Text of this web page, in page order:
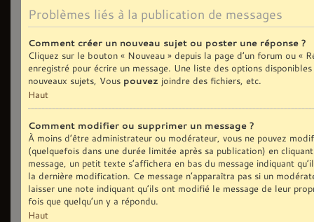
Problèmes liés à la publication de messages
Comment créer un nouveau sujet ou poster une réponse ?
Cliquez sur le bouton « Nouveau » depuis la page d’un forum ou «
enregistré pour écrire un message. Une liste des options
nouveaux sujets, Vous pouvez joindre des fichiers, etc.
Haut
Comment modifier ou supprimer un message ?
À moins d’être administrateur ou modérateur, vous ne pouvez
(quelquefois dans une durée limitée après sa publication) en
message, un petit texte s’affichera en bas du message indiquant
la dernière modification. Ce message n’apparaîtra pas si un
laisser une note indiquant qu’ils ont modifié le message de leur
fois que quelqu’un y a répondu.
Haut